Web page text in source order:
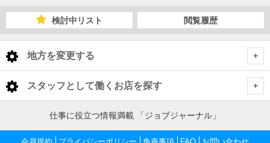
東京都
池袋・巣鴨・大塚 デリヘル送迎ドライバー
新宿・歌舞伎町・大久保・高田馬場
検討中リスト 閲覧履歴
地方を変更する
< 全国トップ
北海道 男性高収入
東北 男性高収入
スタッフとして働くお店を探す
東京都仕事に役立つ情報満載 「ジョブジャーナル」